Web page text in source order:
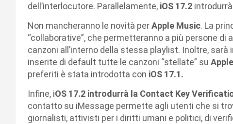
dell’interlocutore. Parallelamente, iOS 17.2
Non mancheranno le novità perApple Music. La
“collaborative”, che permetteranno a più persone di
canzoni all’interno della stessa playlist. Inoltre,
inserite di default tutte le canzoni “stellate” su
preferiti è stata introdotta con iOS 17.1.
Infine, iOS 17.2 introdurrà la Contact Key
contatto su iMessage permette agli utenti che si
giornalisti, attivisti per i diritti umani e politici, di